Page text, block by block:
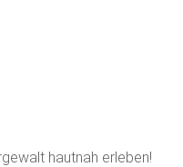
hautnah erleben!